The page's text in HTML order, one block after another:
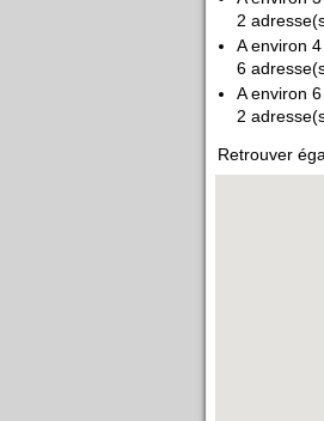
2
A environ
6
A environ
2
Retrouver